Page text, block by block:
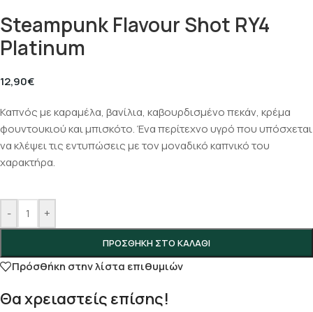
Steampunk Flavour Shot RY4
Platinum
12,90€
Καπνός με καραμέλα, βανίλια, καβουρδισμένο πεκάν, κρέμα
φουντουκιού και μπισκότο. Ένα περίτεχνο υγρό που υπόσχεται
να κλέψει τις εντυπώσεις με τον μοναδικό καπνικό του
χαρακτήρα.
- +
ΠΡΟΣΘΉΚΗ ΣΤΟ ΚΑΛΆΘΙ
Πρόσθήκη στην λίστα επιθυμιών
Θα χρειαστείς επίσης!